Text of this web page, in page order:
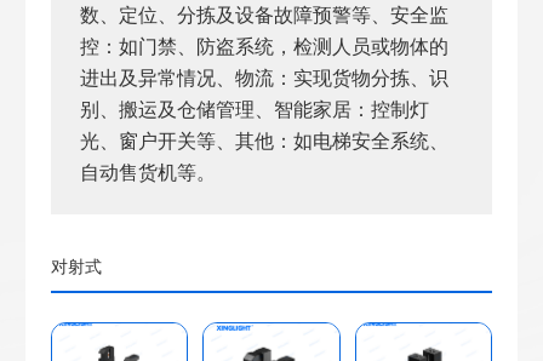
数、定位、分拣及设备故障预警等、 安全监
控：如门禁、防盗系统，检测人员或物体的
进出及异常情况、 物流：实现货物分拣、识
别、搬运及仓储管理、 智能家居：控制灯
光、窗户开关等、 其他：如电梯安全系统、
自动售货机等。
对射式